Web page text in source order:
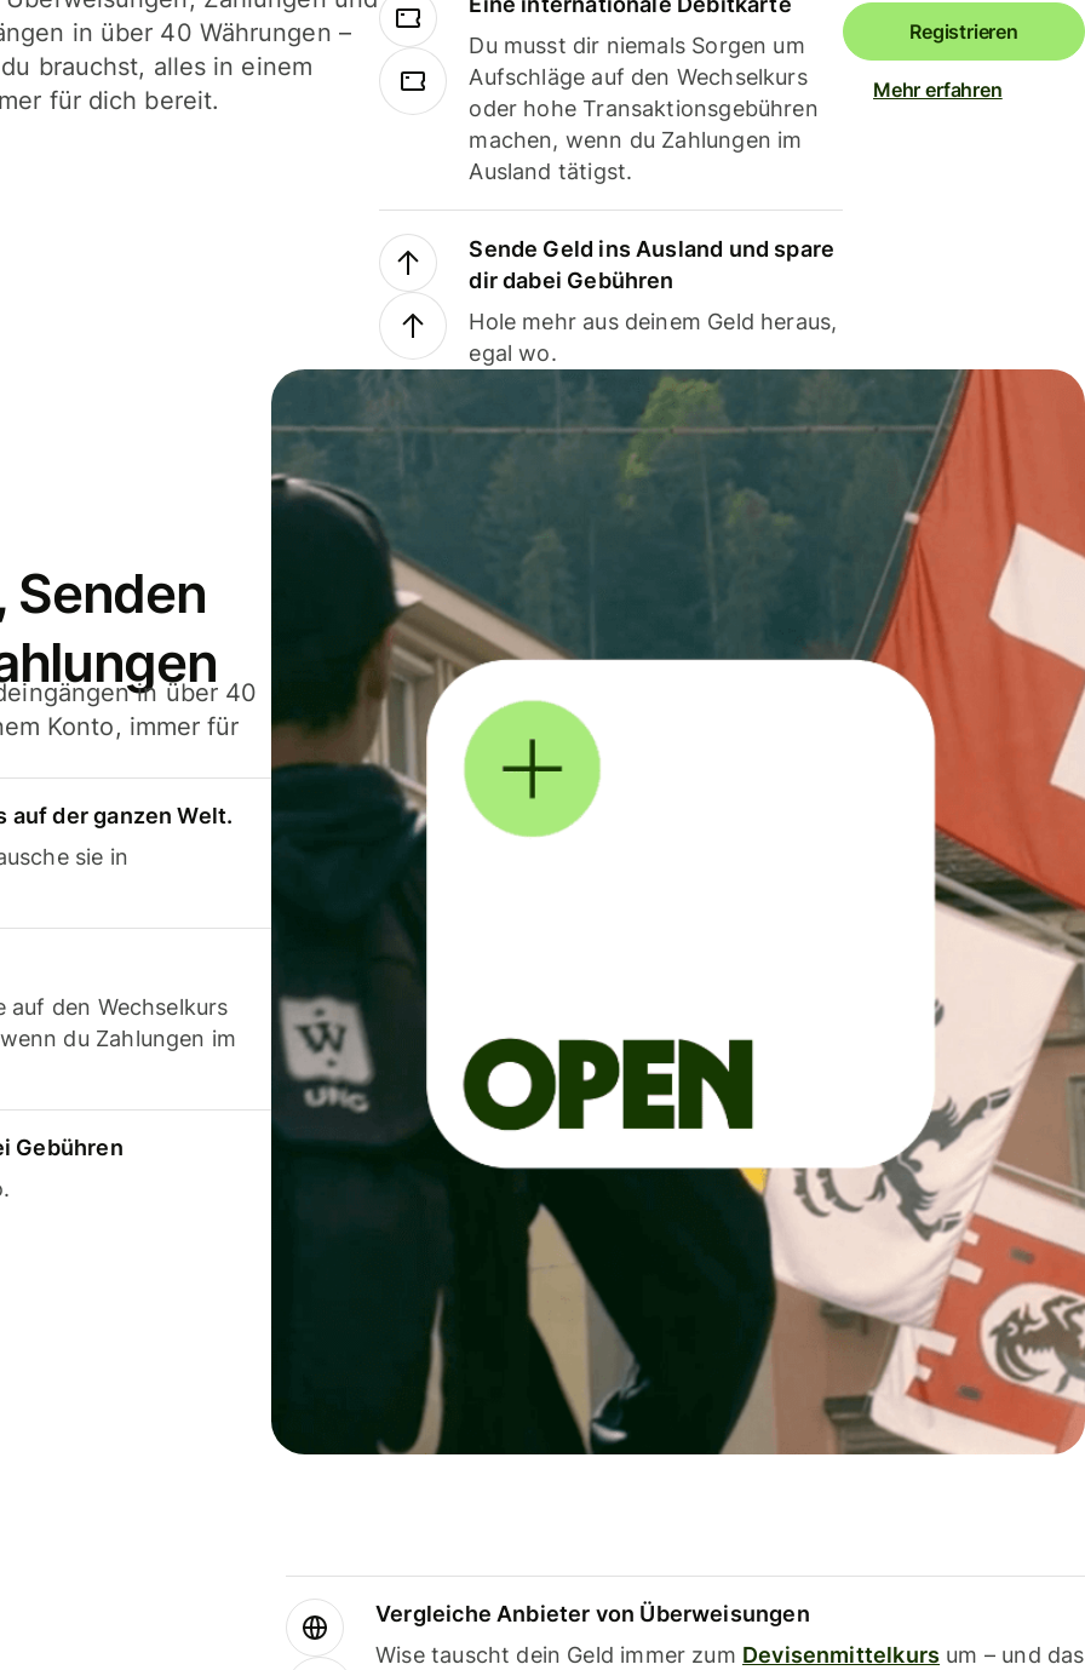
in über 40 Währungen –
brauchst, alles in einem
für dich bereit.
Du musst dir niemals Sorgen um
Aufschläge auf den Wechselkurs
oder hohe Transaktionsgebühren
machen, wenn du Zahlungen im
Ausland tätigst.
Sende Geld ins Ausland und spare
dir dabei Gebühren
Hole mehr aus deinem Geld heraus,
egal wo.
Registrieren
Mehr erfahren
Senden
in über 40
Konto, immer für
auf der ganzen Welt.
sie in
auf den Wechselkurs
du Zahlungen im
Gebühren
Vergleiche Anbieter von Überweisungen
Wise tauscht dein Geld immer zum Devisenmittelkurs um – und das